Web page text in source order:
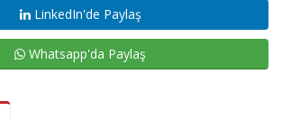
LinkedIn'de Paylaş
Whatsapp'da Paylaş